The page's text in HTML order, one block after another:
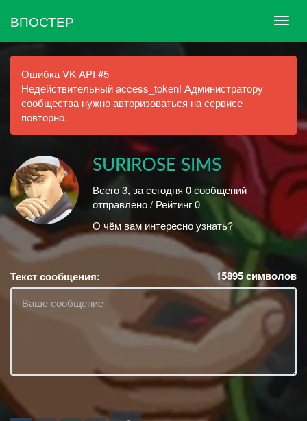
ВПОСТЕР
Ошибка VK API #5
Недействительный access_token! Администратору
сообщества нужно авторизоваться на сервисе
повторно.
SURIROSE SIMS
Всего 3, за сегодня 0 сообщений
отправлено / Рейтинг 0
О чём вам интересно узнать?
Текст сообщения: 15895символов